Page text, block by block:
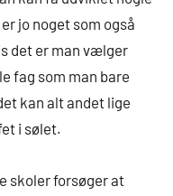
jo noget som også
det er man vælger
fag som man bare
kan alt andet lige
i sølet.
skoler forsøger at